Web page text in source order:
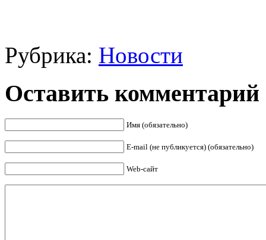
Рубрика: Новости
Оставить комментарий
Имя (обязательно)
E-mail (не публикуется) (обязательно)
Web-сайт